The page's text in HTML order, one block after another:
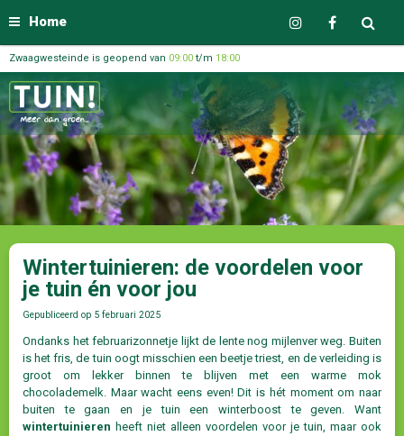
Home
Zwaagwesteinde is geopend van 09:00 t/m 18:00
Wintertuinieren: de voordelen voor
je tuin én voor jou
Gepubliceerd op 5 februari 2025
Ondanks het februarizonnetje lijkt de lente nog mijlenver weg. Buiten
is het fris, de tuin oogt misschien een beetje triest, en de verleiding is
groot om lekker binnen te blijven met een warme mok
chocolademelk. Maar wacht eens even! Dit is hét moment om naar
buiten te gaan en je tuin een winterboost te geven. Want
wintertuinieren heeft niet alleen voordelen voor je tuin, maar ook